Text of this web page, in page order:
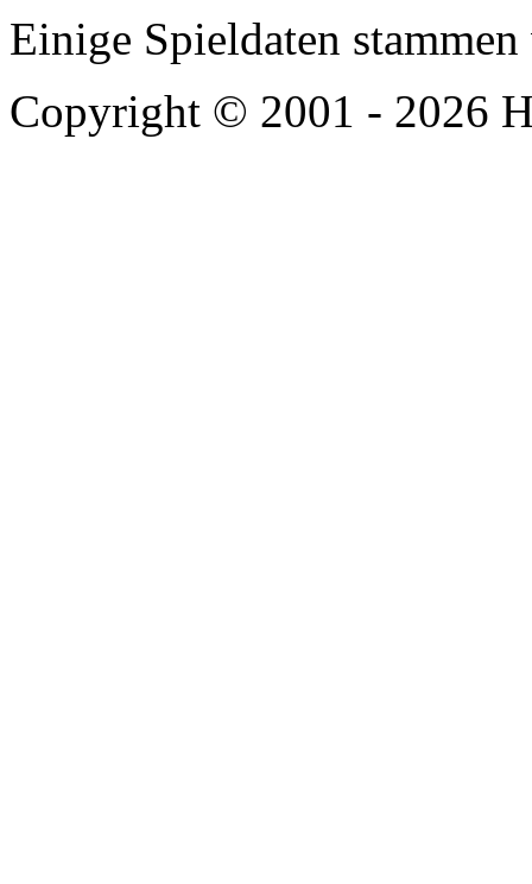
Einige Spieldaten
Copyright © 2001 - 2026